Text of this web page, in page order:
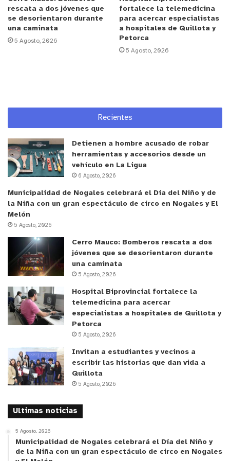
hidrogeológico es que nos permite saber a qué
profundidad corren los pozos y a qué distancia
desde la costa. Pero, eso hay que estudiarlo
primero, ya que a veces, pensar en una planta de
agrícolas costeras, ya que es información aplicada
a este sector y fundamental para la toma de
decisiones”.
Por otra parte, la Seremi de Agricultura, Yolanda
necesitaba hace mucho tiempo, de conocer cómo
estaba la calidad de agua de los pozos de los
regantes. Tener esta información nos da certeza
para poder avanzar y definir dónde y que acciones
realizar. Toda vez que el Estado se hace cargo de
una problemática, comenzando con estudios, nos
ayuda para poder prospectar en qué manera
podemos más adelante hacer inversiones e ir
avanzando en cómo obtenemos nuevas fuentes de
agua y estos datos nos ayudan ya que estamos
ante un panorama que no es favorable porque las
precipitaciones han disminuido en este territorio”.
El director de INIA La Cruz, Jorge Morales,
enfatizó que “el resultado de este estudio definió
que los agricultores de esta cooperativa cuentan
con agua subterránea suficiente para desarrollar
sus cultivos, es de buena calidad y se encuentra a
casi 100 metros de profundidad y se tiene que
rescata a dos jóvenes que
se desorientaron durante
una caminata
5 Agosto, 2026
fortalece la telemedicina
para acercar especialistas
a hospitales de Quillota y
Petorca
5 Agosto, 2026
Recientes
Detienen a hombre acusado de robar
herramientas y accesorios desde un
vehículo en La Ligua
6 Agosto, 2026
Municipalidad de Nogales celebrará el Día del Niño y de
la Niña con un gran espectáculo de circo en Nogales y El
Melón
5 Agosto, 2026
Cerro Mauco: Bomberos rescata a dos
jóvenes que se desorientaron durante
una caminata
5 Agosto, 2026
Hospital Biprovincial fortalece la
telemedicina para acercar
especialistas a hospitales de Quillota y
Petorca
5 Agosto, 2026
Invitan a estudiantes y vecinos a
escribir las historias que dan vida a
Quillota
5 Agosto, 2026
Ultimas noticias
5 Agosto, 2026
Municipalidad de Nogales celebrará el Día del Niño y
de la Niña con un gran espectáculo de circo en Nogales